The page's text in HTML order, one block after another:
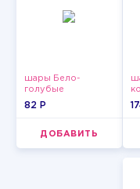
шары Бело-
голубые
пастельные
82 P
ДОБАВИТЬ